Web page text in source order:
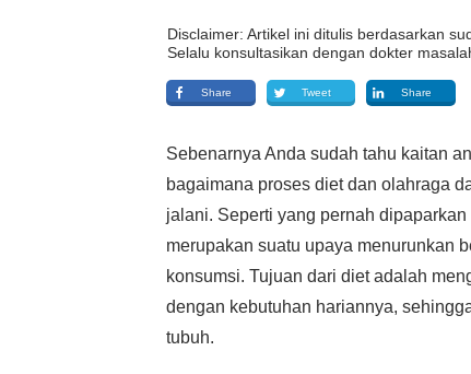
Disclaimer: Artikel ini ditulis berdasarkan
Selalu konsultasikan dengan dokter
Share Tweet Share
Sebenarnya Anda sudah tahu kaitan
bagaimana proses diet dan olahraga
jalani. Seperti yang pernah
merupakan suatu upaya menurunkan
konsumsi. Tujuan dari diet adalah
dengan kebutuhan hariannya,
tubuh.